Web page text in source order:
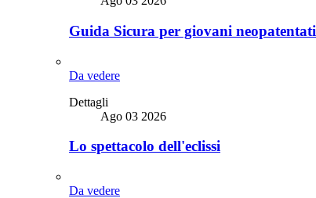
Guida Sicura per giovani neopatentati
Da vedere
Dettagli
Ago 03 2026
Lo spettacolo dell'eclissi
Da vedere